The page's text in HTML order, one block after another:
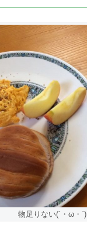
物足りない(´・ω・`)